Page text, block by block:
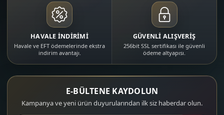
HAVALE İNDİRİMİ
Havale ve EFT ödemelerinde ekstra
indirim avantajı.
GÜVENLİ ALIŞVERİŞ
256bit SSL sertifikası ile güvenli
ödeme altyapısı.
E-BÜLTENE KAYDOLUN
Kampanya ve yeni ürün duyurularından ilk siz haberdar olun.